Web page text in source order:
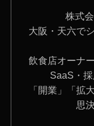
株式
大阪・天六で
飲食店オーナ
SaaS・
「開業」「拡
思